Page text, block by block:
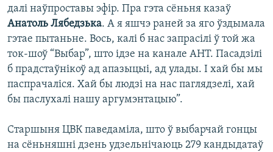
далі наўпроставы эфір. Пра гэта сёньня казаў
Анатоль Лябедзька. А я яшчэ раней за яго ўздымала
гэтае пытаньне. Вось, калі б нас запрасілі ў той жа
ток-шоў “Выбар”, што ідзе на канале АНТ. Пасадзілі
б прадстаўнікоў ад апазыцыі, ад улады. І хай бы мы
паспрачаліся. Хай бы людзі на нас паглядзелі, хай
бы паслухалі нашу аргумэнтацыю”.
Старшыня ЦВК паведаміла, што ў выбарчай гонцы
на сёньняшні дзень удзельнічаюць 279 кандыдатаў